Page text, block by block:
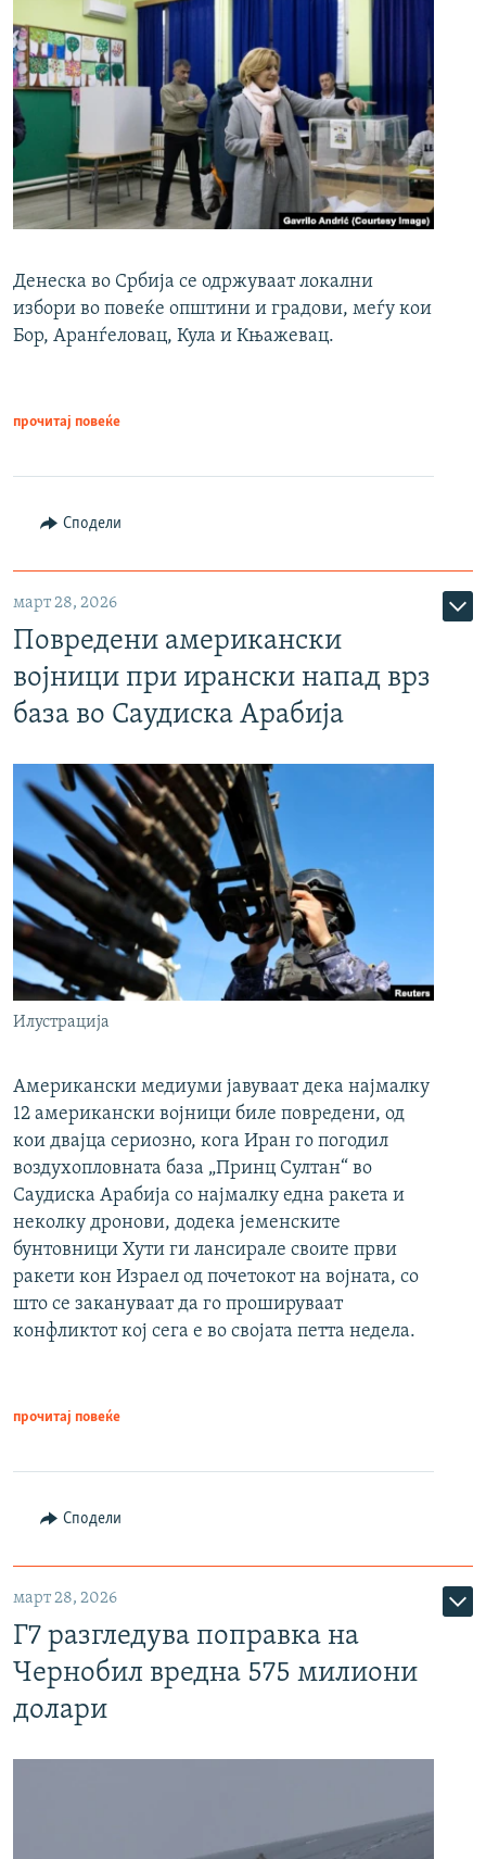
Денеска во Србија се одржуваат локални
избори во повеќе општини и градови, меѓу кои
Бор, Аранѓеловац, Кула и Књажевац.
прочитај повеќе
Сподели
март 28, 2026
Повредени американски
војници при ирански напад врз
база во Саудиска Арабија
Илустрација
Американски медиуми јавуваат дека најмалку
12 американски војници биле повредени, од
кои двајца сериозно, кога Иран го погодил
воздухопловната база „Принц Султан“ во
Саудиска Арабија со најмалку една ракета и
неколку дронови, додека јеменските
бунтовници Хути ги лансирале своите први
ракети кон Израел од почетокот на војната, со
што се закануваат да го прошируваат
конфликтот кој сега е во својата петта недела.
прочитај повеќе
Сподели
март 28, 2026
Г7 разгледува поправка на
Чернобил вредна 575 милиони
долари